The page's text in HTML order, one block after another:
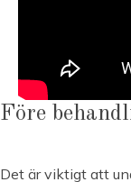
Före
Det är viktigt att